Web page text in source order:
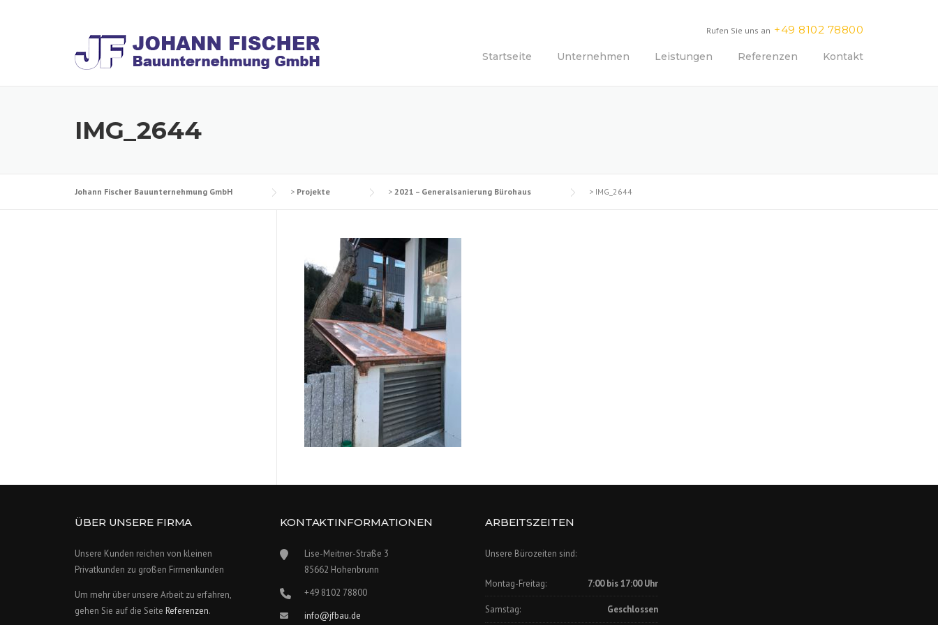
Rufen Sie uns an +49 8102 78800
Startseite Unternehmen Leistungen Referenzen Kontakt
IMG_2644
Johann Fischer Bauunternehmung GmbH > Projekte > 2021 – Generalsanierung Bürohaus > IMG_2644
ÜBER UNSERE FIRMA
Unsere Kunden reichen von kleinen
Privatkunden zu großen Firmenkunden
Um mehr über unsere Arbeit zu erfahren,
gehen Sie auf die Seite Referenzen.
KONTAKTINFORMATIONEN
Lise-Meitner-Straße 3
85662 Hohenbrunn
+49 8102 78800
info@jfbau.de
ARBEITSZEITEN
Unsere Bürozeiten sind:
Montag-Freitag: 7:00 bis 17:00 Uhr
Samstag: Geschlossen